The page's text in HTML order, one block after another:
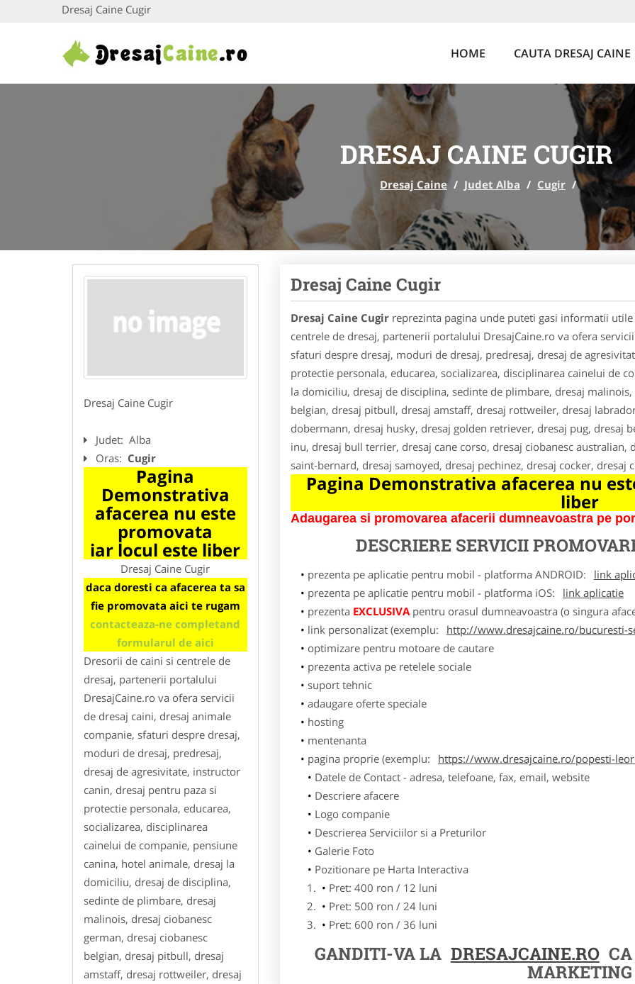
Dresaj Caine Cugir
HOME CAUTA DRESAJ CAINE
DRESAJ CAINE CUGIR
Dresaj Caine / Judet Alba / Cugir /
Dresaj Caine Cugir
Judet: Alba
Oras: Cugir
Pagina
Demonstrativa
afacerea nu este
promovata
iar locul este liber
Dresaj Caine Cugir
daca doresti ca afacerea ta sa
fie promovata aici te rugam
contacteaza-ne completand
formularul de aici
Dresorii de caini si centrele de
dresaj, partenerii portalului
DresajCaine.ro va ofera servicii
de dresaj caini, dresaj animale
companie, sfaturi despre dresaj,
moduri de dresaj, predresaj,
dresaj de agresivitate, instructor
canin, dresaj pentru paza si
protectie personala, educarea,
socializarea, disciplinarea
cainelui de companie, pensiune
canina, hotel animale, dresaj la
domiciliu, dresaj de disciplina,
sedinte de plimbare, dresaj
malinois, dresaj ciobanesc
german, dresaj ciobanesc
belgian, dresaj pitbull, dresaj
amstaff, dresaj rottweiler, dresaj
Dresaj Caine Cugir
Dresaj Caine Cugirreprezinta pagina unde puteti gasi informatii utile
centrele de dresaj, partenerii portalului DresajCaine.ro va ofera
sfaturi despre dresaj, moduri de dresaj, predresaj, dresaj de
protectie personala, educarea, socializarea, disciplinarea cainelui de
la domiciliu, dresaj de disciplina, sedinte de plimbare, dresaj
belgian, dresaj pitbull, dresaj amstaff, dresaj rottweiler, dresaj
dobermann, dresaj husky, dresaj golden retriever, dresaj pug, dresaj
inu, dresaj bull terrier, dresaj cane corso, dresaj ciobanesc
saint-bernard, dresaj samoyed, dresaj pechinez, dresaj cocker, dresaj
Pagina Demonstrativa afacerea nu
liber
Adaugarea si promovarea afacerii dumneavoastra pe
DESCRIERE SERVICII
prezenta pe aplicatie pentru mobil - platforma ANDROID:
link
prezenta pe aplicatie pentru mobil - platforma iOS:
link aplicatie
prezenta EXCLUSIVApentru orasul dumneavoastra (o singura
link personalizat (exemplu:
http://www.dresajcaine.ro/bucuresti-
optimizare pentru motoare de cautare
prezenta activa pe retelele sociale
suport tehnic
adaugare oferte speciale
hosting
mentenanta
pagina proprie (exemplu:
https://www.dresajcaine.ro/popesti-
Datele de Contact - adresa, telefoane, fax, email, website
Descriere afacere
Logo companie
Descrierea Serviciilor si a Preturilor
Galerie Foto
Pozitionare pe Harta Interactiva
Pret: 400 ron / 12 luni
Pret: 500 ron / 24 luni
Pret: 600 ron / 36 luni
GANDITI-VA LA DRESAJCAINE.RO
MARKETING